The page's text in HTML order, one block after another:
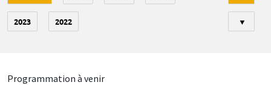
2023 2022 ▼
Programmation à venir